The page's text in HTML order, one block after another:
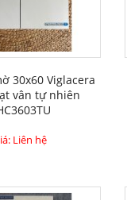
30x60 Viglacera
vân tự nhiên
Liên hệ